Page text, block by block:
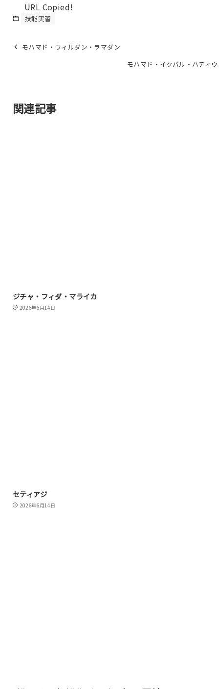
URL Copied!
技能実習
モハマド・ウィルダン・ラマダン
モハマド・イクバル・ハディ
関連記事
ジチャ・フィダ・マライカ
2026年6月14日
セティアジ
2026年6月14日